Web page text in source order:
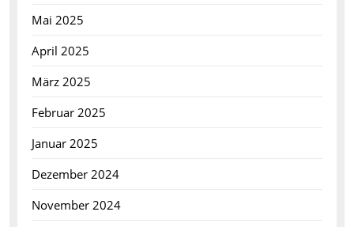
Mai 2025
April 2025
März 2025
Februar 2025
Januar 2025
Dezember 2024
November 2024